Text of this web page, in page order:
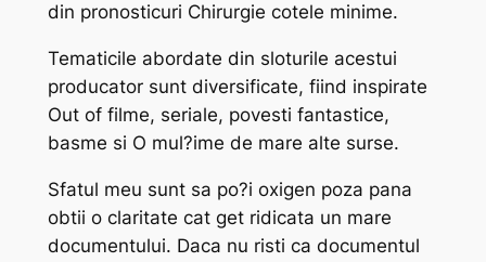
din pronosticuri Chirurgie cotele minime.
Tematicile abordate din sloturile acestui
producator sunt diversificate, fiind inspirate
Out of filme, seriale, povesti fantastice,
basme si O mul?ime de mare alte surse.
Sfatul meu sunt sa po?i oxigen poza pana
obtii o claritate cat get ridicata un mare
documentului. Daca nu risti ca documentul